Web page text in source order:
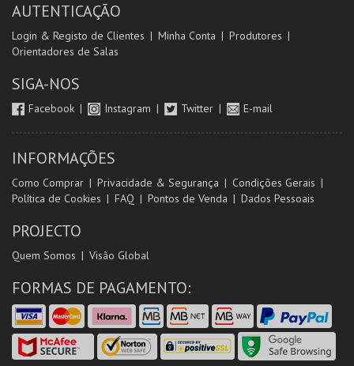
AUTENTICAÇÃO
Login & Registo de Clientes Minha Conta
Produtores
Orientadores de Salas
SIGA-NOS
Facebook Instagram Twitter E-mail
INFORMAÇÕES
Como Comprar Privacidade & Segurança
Condições Gerais
Política de Cookies
FAQ Pontos de Venda Dados Pessoais
PROJECTO
Quem Somos Visão Global
FORMAS DE PAGAMENTO: